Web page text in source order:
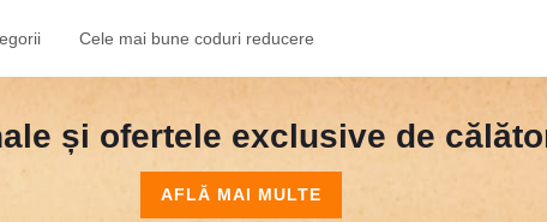
Cele mai bune coduri reducere
și ofertele exclusive de
AFLĂ MAI MULTE